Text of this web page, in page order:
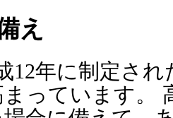
え
12年に制定さ
っています。